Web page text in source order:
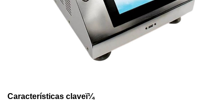
Características claveï¼